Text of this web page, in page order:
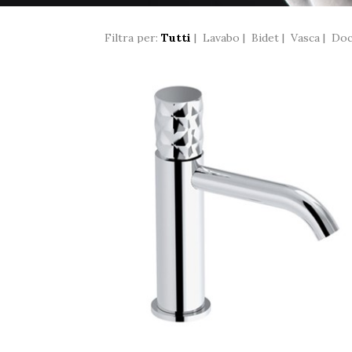
Filtra per: Tutti | Lavabo | Bidet | Vasca |